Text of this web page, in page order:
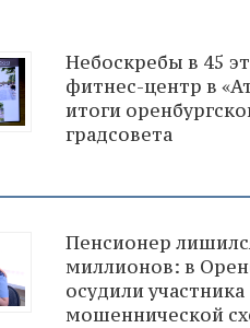
Небоскребы в 45
фитнес-центр в
итоги
градсовета
Пенсионер
миллионов: в
осудили участника
мошеннической